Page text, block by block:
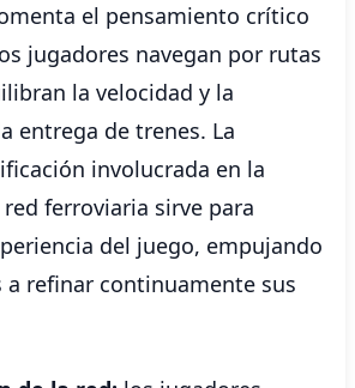
el pensamiento crítico
jugadores navegan por rutas
la velocidad y la
entrega de trenes. La
involucrada en la
ferroviaria sirve para
del juego, empujando
a refinar continuamente sus